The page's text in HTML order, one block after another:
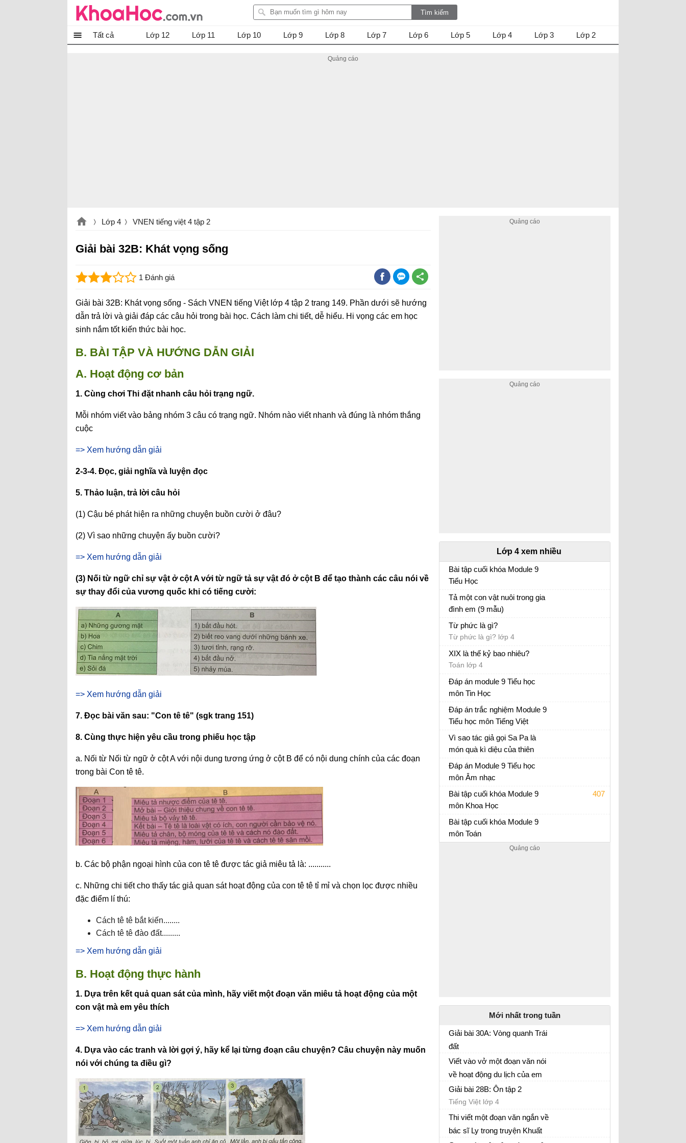
Tất cả Lớp 12 Lớp 11 Lớp 10 Lớp 9 Lớp 8 Lớp 7 Lớp 6 Lớp 5 Lớp 4 Lớp 3 Lớp 2
Lớp 4 VNEN tiếng việt 4 tập 2
Giải bài 32B: Khát vọng sống
1 Đánh giá
Giải bài 32B: Khát vọng sống - Sách VNEN tiếng Việt lớp 4 tập 2 trang 149. Phần dưới sẽ hướng
dẫn trả lời và giải đáp các câu hỏi trong bài học. Cách làm chi tiết, dễ hiểu. Hi vọng các em học
sinh nắm tốt kiến thức bài học.
B. BÀI TẬP VÀ HƯỚNG DẪN GIẢI
A. Hoạt động cơ bản
1. Cùng chơi Thi đặt nhanh câu hỏi trạng ngữ.
Mỗi nhóm viết vào bảng nhóm 3 câu có trạng ngữ. Nhóm nào viết nhanh và đúng là nhóm thắng
cuộc
=> Xem hướng dẫn giải
2-3-4. Đọc, giải nghĩa và luyện đọc
5. Thảo luận, trả lời câu hỏi
(1) Cậu bé phát hiện ra những chuyện buồn cười ở đâu?
(2) Vì sao những chuyện ấy buồn cười?
=> Xem hướng dẫn giải
(3) Nối từ ngữ chỉ sự vật ở cột A với từ ngữ tả sự vật đó ở cột B để tạo thành các câu nói về
sự thay đổi của vương quốc khi có tiếng cười:
=> Xem hướng dẫn giải
7. Đọc bài văn sau: "Con tê tê" (sgk trang 151)
8. Cùng thực hiện yêu cầu trong phiếu học tập
a. Nối từ Nối từ ngữ ở cột A với nội dung tương ứng ở cột B để có nội dung chính của các đoạn
trong bài Con tê tê.
b. Các bộ phận ngoại hình của con tê tê được tác giả miêu tả là: ...........
c. Những chi tiết cho thấy tác giả quan sát hoạt động của con tê tê tỉ mỉ và chọn lọc được nhiều
đặc điểm lí thú:
Cách tê tê bắt kiến........
Cách tê tê đào đất.........
=> Xem hướng dẫn giải
B. Hoạt động thực hành
1. Dựa trên kết quả quan sát của mình, hãy viết một đoạn văn miêu tả hoạt động của một
con vật mà em yêu thích
=> Xem hướng dẫn giải
4. Dựa vào các tranh và lời gợi ý, hãy kể lại từng đoạn câu chuyện? Câu chuyện này muốn
nói với chúng ta điều gì?
Lớp 4 xem nhiều
Bài tập cuối khóa Module 9
Tiểu Học
Bài tập cuối khóa Module 9 Tiểu Học đầy đủ
Tả một con vật nuôi trong gia
đình em (9 mẫu)
Từ phức là gì?
Từ phức là gì? lớp 4
XIX là thế kỷ bao nhiêu?
Toán lớp 4
Đáp án module 9 Tiểu học
môn Tin Học
Đáp án trắc nghiệm Module 9 Tiểu học
Đáp án trắc nghiệm Module 9
Tiểu học môn Tiếng Việt
Đáp án trắc nghiệm Module 9 Tiểu học
Vì sao tác giả gọi Sa Pa là
món quà kì diệu của thiên
nhiên?
Ôn tập tiếng Việt lớp 4
Đáp án Module 9 Tiểu học
môn Âm nhạc
Đáp án trắc nghiệm Module 9 Tiểu học
Bài tập cuối khóa Module 9
môn Khoa Học
407
Bài tập cuối khóa Module 9 Tiểu Học
Bài tập cuối khóa Module 9
môn Toán
Bài tập cuối khóa Module 9 Tiểu Học
Mới nhất trong tuần
Giải bài 30A: Vòng quanh Trái
đất
Tiếng Việt lớp 4
Viết vào vở một đoạn văn nói
về hoạt động du lịch của em
cùng gia đình
Tiếng Việt lớp 4
Giải bài 28B: Ôn tập 2
Tiếng Việt lớp 4
Thi viết một đoạn văn ngắn về
bác sĩ Ly trong truyện Khuất
Tiếng Việt 4